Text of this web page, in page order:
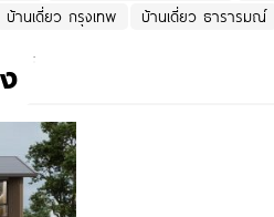
บ้านเดี่ยว กรุงเทพ บ้านเดี่ยว ธารารมณ์